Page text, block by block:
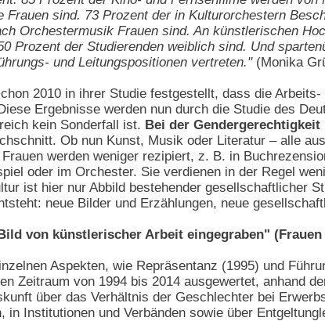
sind. 73 Prozent der in Kulturorchestern
Orchestermusik Frauen sind. An künstlerischen
Prozent der Studierenden weiblich sind. Und
und Leitungspositionen vertreten."(Monika
2010 in ihrer Studie festgestellt, dass die
Ergebnisse werden nun durch die Studie des
kein Sonderfall ist. Bei der
Ob nun Kunst, Musik oder Literatur – alle
werden weniger rezipiert, z. B. in
oder im Orchester. Sie verdienen in der Regel
ist hier nur Abbild bestehender gesellschaftlicher
neue Bilder und Erzählungen, neue
von künstlerischer Arbeit eingegraben" (Frauen
Aspekten, wie Repräsentanz (1995) und
Zeitraum von 1994 bis 2014 ausgewertet, anhand
über das Verhältnis der Geschlechter bei
in Institutionen und Verbänden sowie über